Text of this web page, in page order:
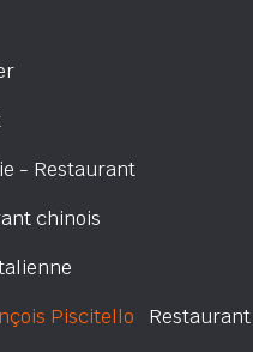
- Restaurant
chinois
Piscitello Restaurant